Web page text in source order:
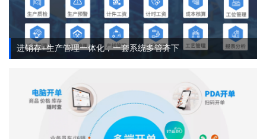
进销存+生产管理一体化，一套系统多管齐下